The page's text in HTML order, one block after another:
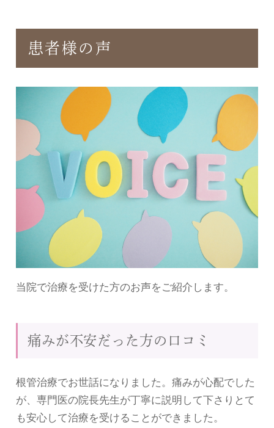
患者様の声
当院で治療を受けた方のお声をご紹介します。
痛みが不安だった方の口コミ
根管治療でお世話になりました。痛みが心配でした
が、専門医の院長先生が丁寧に説明して下さりとて
も安心して治療を受けることができました。